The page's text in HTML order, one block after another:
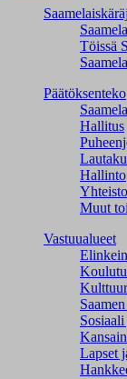
Töissä
Päätöksenteko
Hallitus
Hallinto
Muut
Vastuualueet
Lapset